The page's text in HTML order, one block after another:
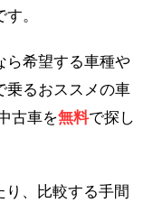
。
ら希望する車種や
乗るおススメの車
古車を無料で探し
り、比較する手間